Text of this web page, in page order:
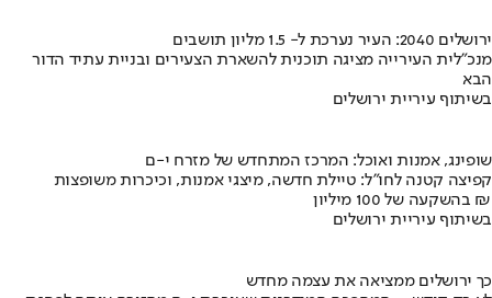
ירושלים 2040: העיר נערכת ל- 1.5 מליון תושבים
מנכ"לית העירייה מציגה תוכנית להשארת הצעירים ובניית עתיד הדור
הבא
בשיתוף עיריית ירושלים
שופינג, אמנות ואוכל: המרכז המתחדש של מזרח י-ם
קפיצה קטנה לחו"ל: טיילת חדשה, מיצגי אמנות, וכיכרות משופצות
בהשקעה של 100 מיליון ₪
בשיתוף עיריית ירושלים
כך ירושלים ממציאה את עצמה מחדש